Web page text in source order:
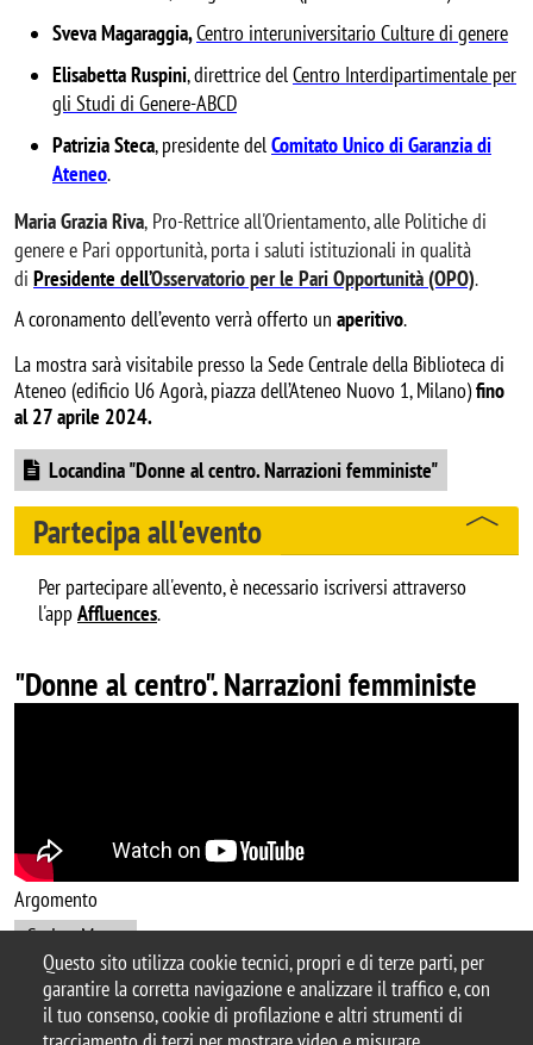
Questo sito utilizza cookie tecnici, propri e di terze parti, per
garantire la corretta navigazione e analizzare il traffico e, con
il tuo consenso, cookie di profilazione e altri strumenti di
Sveva Magaraggia,Centro interuniversitario Culture di genere
Elisabetta Ruspini, direttrice delCentro Interdipartimentale per
gli Studi di Genere-ABCD
Patrizia Steca, presidente delComitato Unico di Garanzia di
Ateneo.
Maria Grazia Riva, Pro-Rettrice all'Orientamento, alle Politiche di
genere e Pari opportunità, porta i saluti istituzionali in qualità
di Presidente dell’Osservatorio per le Pari Opportunità (OPO).
A coronamento dell’evento verrà offerto un aperitivo.
La mostra sarà visitabile presso la Sede Centrale della Biblioteca di
Ateneo (edificio U6 Agorà, piazza dell’Ateneo Nuovo 1, Milano)fino
al 27 aprile 2024.
DocumentLocandina "Donne al centro. Narrazioni femministe"
Partecipa all'evento
Per partecipare all'evento, è necessario iscriversi attraverso
l'appAffluences.
"Donne al centro". Narrazioni femministe
Argomento
CuriosaMente